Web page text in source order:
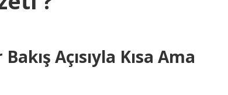
Açısıyla Kısa Ama